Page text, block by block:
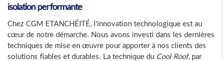
isolation performante
Chez CGM ETANCHÉITÉ, l'innovation technologique est au
cœur de notre démarche. Nous avons investi dans les dernières
techniques de mise en œuvre pour apporter à nos clients des
solutions fiables et durables. La technique du Cool Roof, par